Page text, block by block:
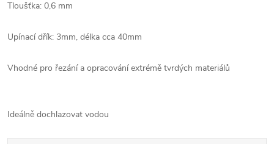
Tloušťka: 0,6 mm
Upínací dřík: 3mm, délka cca 40mm
Vhodné pro řezání a opracování extrémě tvrdých materiálů
Ideálně dochlazovat vodou